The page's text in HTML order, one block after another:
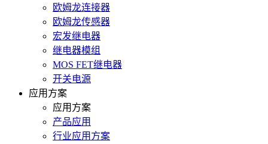
欧姆龙连接器
欧姆龙传感器
宏发继电器
继电器模组
MOS FET继电器
开关电源
应用方案
应用方案
产品应用
行业应用方案